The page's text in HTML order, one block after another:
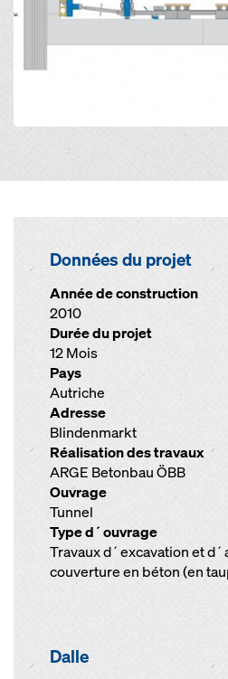
Données du projet
Année de construction
2010
Durée du projet
12 Mois
Pays
Autriche
Adresse
Blindenmarkt
Réalisation des travaux
ARGE Betonbau ÖBB
Ouvrage
Tunnel
Type d´ouvrage
Travaux d´excavation et
couverture en béton (en
Dalle